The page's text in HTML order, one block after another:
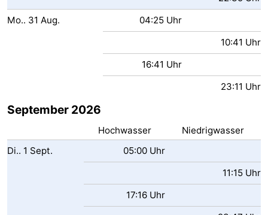
Mo.. 31 Aug.
04:25 Uhr
10:41 Uhr
16:41 Uhr
23:11 Uhr
September 2026
Hochwasser
Niedrigwasser
Di.. 1 Sept.
05:00 Uhr
11:15 Uhr
17:16 Uhr